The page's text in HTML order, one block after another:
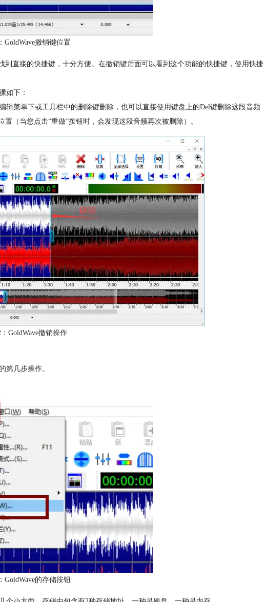
GoldWave撤销键位置
直接的快捷键，十分方便。在撤销键后面可以看到这个功能的快捷键，使用快捷
如下：
菜单下或工具栏中的删除键删除，也可以直接使用键盘上的Del键删除这段音频
当您点击“重做”按钮时，会发现这段音频再次被删除）。
GoldWave撤销操作
第几步操作。
GoldWave的存储按钮